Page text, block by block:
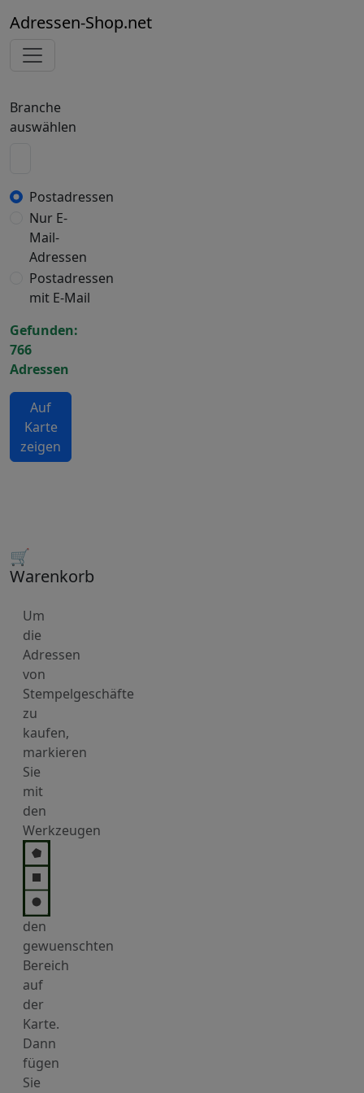
Adressen-Shop.net
Branche
auswählen
Postadressen
Nur E-
Mail-
Adressen
Postadressen
mit E-Mail
Gefunden:
766
Adressen
Auf
Karte
zeigen
🛒
Warenkorb
Um
die
Adressen
von
Stempelgeschäfte
zu
kaufen,
markieren
Sie
mit
den
Werkzeugen
den
gewuenschten
Bereich
auf
der
Karte.
Dann
fügen
Sie